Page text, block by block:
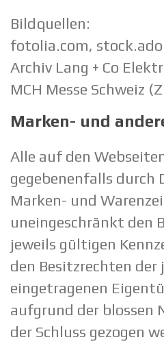
Bildquellen:
fotolia.com,
Archiv Lang + Co
MCH Messe Schweiz
Marken- und
Alle auf den
gegebenenfalls durch
Marken- und
uneingeschränkt den
jeweils gültigen
den Besitzrechten der
eingetragenen
aufgrund der blossen
der Schluss gezogen